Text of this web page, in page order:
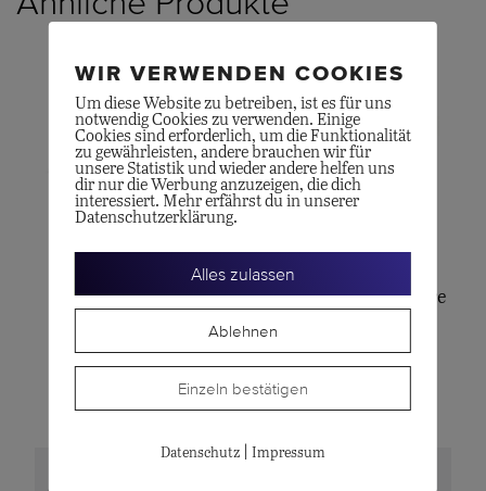
NUDO Ohrhänger
Einhänger für Nature
CHF520.00
WIR VERWENDEN COOKIES
Um diese Website zu betreiben, ist es für uns
notwendig Cookies zu verwenden. Einige
Cookies sind erforderlich, um die Funktionalität
zu gewährleisten, andere brauchen wir für
unsere Statistik und wieder andere helfen uns
dir nur die Werbung anzuzeigen, die dich
interessiert. Mehr erfährst du in unserer
Datenschutzerklärung.
Alles zulassen
Ablehnen
Einzeln bestätigen
Datenschutz| Impressum